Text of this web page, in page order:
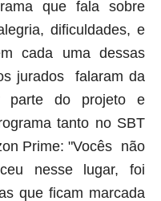
que fala sobre
dificuldades, e
cada uma dessas
jurados falaram da
parte do projeto e
tanto no SBT
Prime: "Vocês não
nesse lugar, foi
que ficam marcada